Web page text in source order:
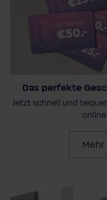
Das perfekte
Jetzt schnell und